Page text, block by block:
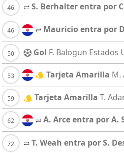
S. Berhalter entra por
Mauricio entra por
Gol F. Balogun Estados
Tarjeta Amarilla M.
Tarjeta Amarilla T.
A. Arce entra por A.
T. Weah entra por S.